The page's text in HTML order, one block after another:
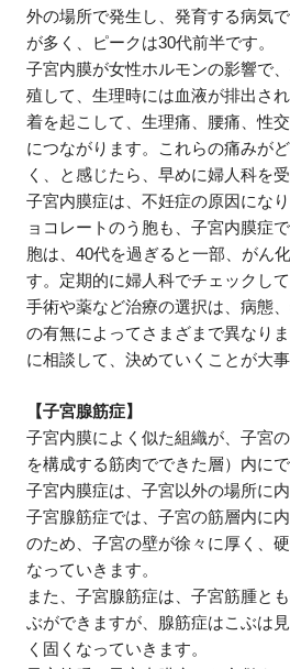
外の場所で発生し、発育する病気
が多く、ピークは30代前半です。
子宮内膜が女性ホルモンの影響で
殖して、生理時には血液が排出さ
着を起こして、生理痛、腰痛、性
につながります。これらの痛みが
く、と感じたら、早めに婦人科を
子宮内膜症は、不妊症の原因にな
ョコレートのう胞も、子宮内膜症
胞は、40代を過ぎると一部、がん
す。定期的に婦人科でチェックし
手術や薬など治療の選択は、病態
の有無によってさまざまで異なり
に相談して、決めていくことが大事
【子宮腺筋症】
子宮内膜によく似た組織が、子宮
を構成する筋肉でできた層）内に
子宮内膜症は、子宮以外の場所に
子宮腺筋症では、子宮の筋層内に
のため、子宮の壁が徐々に厚く、
なっていきます。
また、子宮腺筋症は、子宮筋腫と
ぶができますが、腺筋症はこぶは
く固くなっていきます。